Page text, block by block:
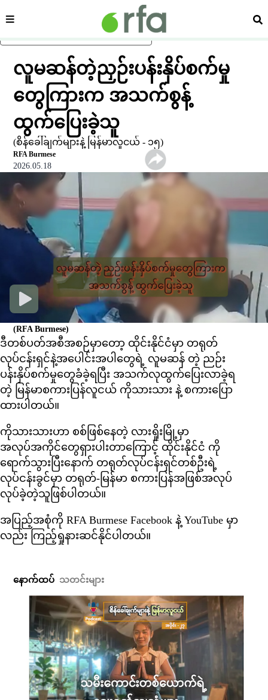
ပင်မအကြောင်းအရာသို့ ကျော်ရန်
ကဏ္ဍ ရှာ
လူမဆန်တဲ့ညှဉ်းပန်းနှိပ်စက်မှု
တွေကြားက အသက်စွန့်
ထွက်ပြေးခဲ့သူ
(စိန်ခေါ်ချက်များနဲ့ မြန်မာလူငယ် - ၁၅)
RFA Burmese
2026.05.18
(RFA Burmese)
ဒီတစ်ပတ်အစီအစဉ်မှာတော့ ထိုင်းနိုင်ငံမှာ တရုတ်
လုပ်ငန်းရှင်နဲ့အပေါင်းအပါတွေရဲ့ လူမဆန် တဲ့ ညဉ်း
ပန်းနှိပ်စက်မှုတွေခံခဲ့ရပြီး အသက်လုထွက်ပြေးလာခဲ့ရ
တဲ့ မြန်မာစကားပြန်လူငယ် ကိုသားသား နဲ့ စကားပြော
ထားပါတယ်။
ကိုသားသားဟာ စစ်ဖြစ်နေတဲ့ လားရှိုးမြို့မှာ
အလုပ်အကိုင်တွေရှားပါးတာကြောင့် ထိုင်းနိုင်ငံ ကို
ရောက်သွားပြီးနောက် တရုတ်လုပ်ငန်းရှင်တစ်ဦးရဲ့
လုပ်ငန်းခွင်မှာ တရုတ်-မြန်မာ စကားပြန်အဖြစ်အလုပ်
လုပ်ခဲ့တဲ့သူဖြစ်ပါတယ်။
အပြည့်အစုံကို RFA Burmese Facebook နဲ့ YouTube မှာ
လည်း ကြည့်ရှုနားဆင်နိုင်ပါတယ်။
နောက်ထပ် သတင်းများ